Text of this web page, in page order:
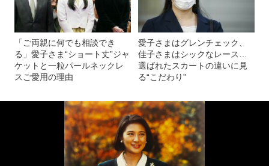
「ご両親に何でも相談でき
る」愛子さま“ショート丈”ジャ
ケットと一粒パールネックレ
スご愛用の理由
愛子さまはグレンチェック、
佳子さまはシックなレース…
選ばれたスカートの違いに見
る“こだわり”